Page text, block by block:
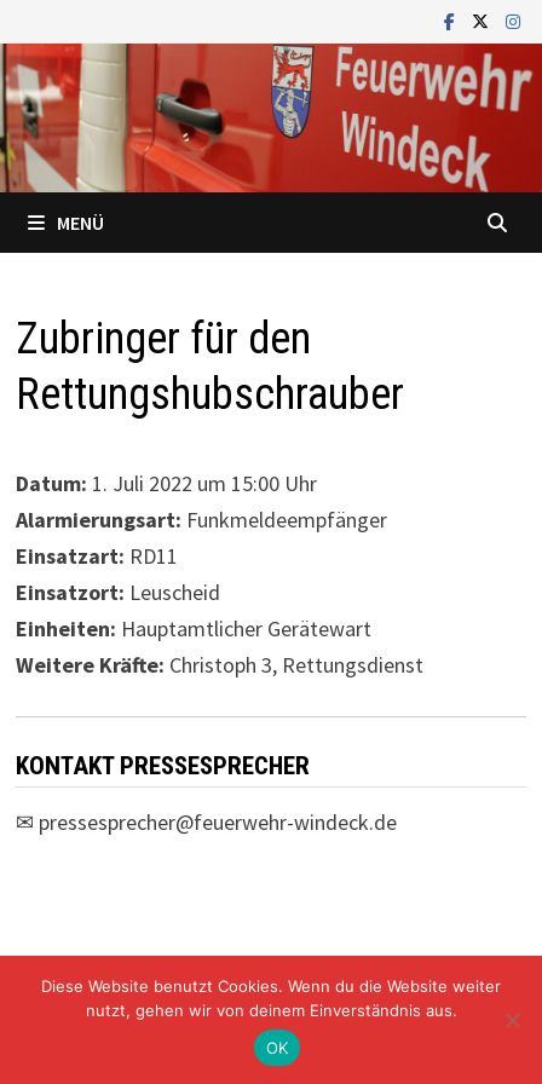
Inhalt
springen
MENÜ
Zubringer für den
Rettungshubschrauber
Datum: 1. Juli 2022 um 15:00 Uhr
Alarmierungsart: Funkmeldeempfänger
Einsatzart: RD11
Einsatzort: Leuscheid
Einheiten: Hauptamtlicher Gerätewart
Weitere Kräfte: Christoph 3, Rettungsdienst
KONTAKT PRESSESPRECHER
✉ pressesprecher@feuerwehr-windeck.de
Freiwillige Feuerwehr Windeck Mit Stolz präsentiert von
undBam
Diese Website benutzt Cookies. Wenn du die Website weiter
nutzt, gehen wir von deinem Einverständnis aus.
OK